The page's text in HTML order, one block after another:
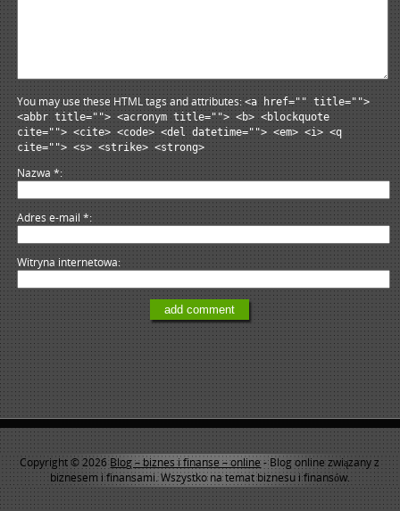
You may use these HTML tags and attributes:<a href="" title="">
<abbr title=""> <acronym title=""> <b> <blockquote
cite=""> <cite> <code> <del datetime=""> <em> <i> <q
cite=""> <s> <strike> <strong>
Nazwa*
Adres e-mail*
Witryna internetowa
Copyright © 2026Blog – biznes i finanse – online- Blog online związany z
biznesem i finansami. Wszystko na temat biznesu i finansów.